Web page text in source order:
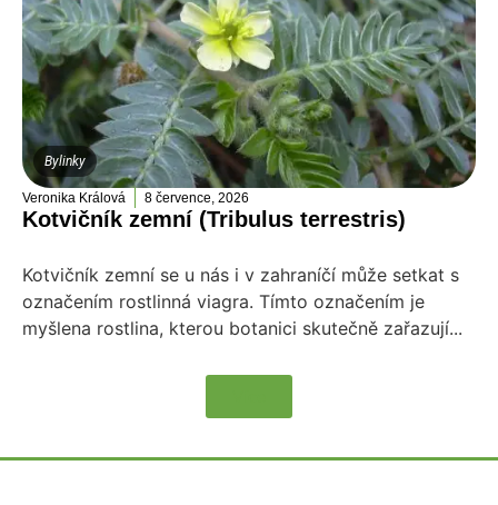
Bylinky
Veronika Králová 8 července, 2026
Kotvičník zemní (Tribulus terrestris)
Kotvičník zemní se u nás i v zahraníčí může setkat s
označením rostlinná viagra. Tímto označením je
myšlena rostlina, kterou botanici skutečně zařazují...